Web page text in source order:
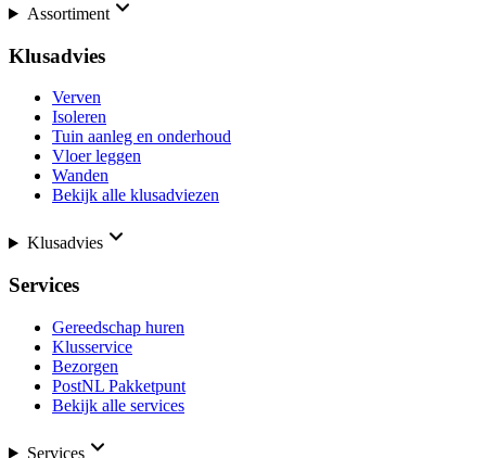
Assortiment
Klusadvies
Verven
Isoleren
Tuin aanleg en onderhoud
Vloer leggen
Wanden
Bekijk alle klusadviezen
Klusadvies
Services
Gereedschap huren
Klusservice
Bezorgen
PostNL Pakketpunt
Bekijk alle services
Services